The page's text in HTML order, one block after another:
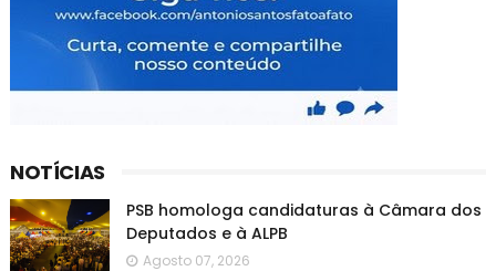
NOTÍCIAS
PSB homologa candidaturas à Câmara dos
Deputados e à ALPB
Agosto 07, 2026